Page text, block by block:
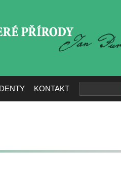
KONTAKT